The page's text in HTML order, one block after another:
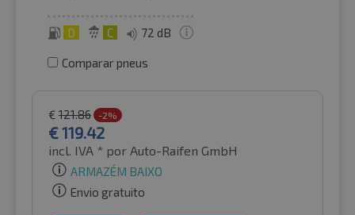
D C 72 dB
Comparar pneus
€ 121.86 -2%
€119.42
incl. IVA * por Auto-Raifen GmbH
ARMAZÉM BAIXO
Envio gratuito